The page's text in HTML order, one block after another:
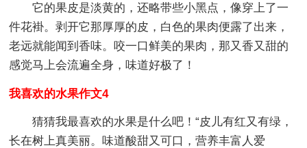
它的果皮是淡黄的，还略带些小黑点，像穿上了一
件花褂。剥开它那厚厚的皮，白色的果肉便露了出来，
老远就能闻到香味。咬一口鲜美的果肉，那又香又甜的
感觉马上会流遍全身，味道好极了！
我喜欢的水果作文4
猜猜我最喜欢的水果是什么吧！“皮儿有红又有绿，
长在树上真美丽。味道酸甜又可口，营养丰富人爱